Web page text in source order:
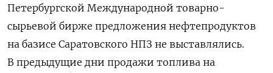
Петербургской Международной товарно-
сырьевой бирже предложения нефтепродуктов
на базисе Саратовского НПЗ не выставлялись.
В предыдущие дни продажи топлива ​на